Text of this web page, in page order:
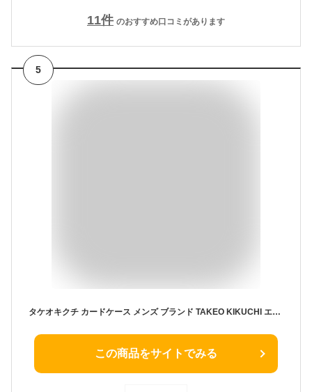
11件 のおすすめ口コミがあります
5
タケオキクチ カードケース メンズ ブランド TAKEO KIKUCHI エリア 266620 名刺入れ 定期入れ パスケース 牛革 本革 革 レザー イタリアンレザー 普段使い ビジネス ビジカジ オシャレ カジュアル 人気 正規品 さいふ サイフ ウォレット 革小物
この商品をサイトでみる